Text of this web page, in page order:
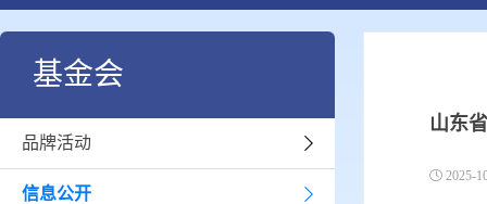
基金会
品牌活动
信息公开
山东